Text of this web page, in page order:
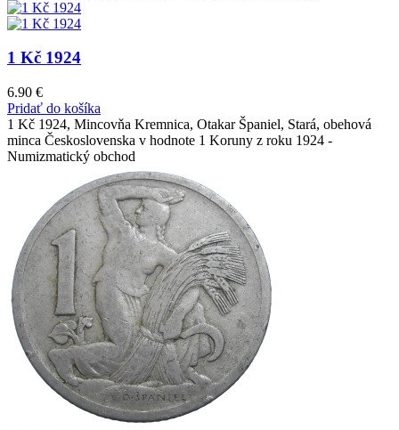
1 Kč 1924
6.90 €
Pridať do košíka
1 Kč 1924, Mincovňa Kremnica, Otakar Španiel, Stará, obehová
minca Československa v hodnote 1 Koruny z roku 1924 -
Numizmatický obchod